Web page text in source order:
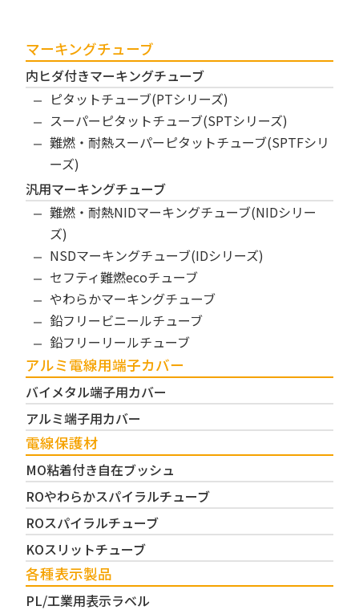
マーキングチューブ
内ヒダ付きマーキングチューブ
ピタットチューブ(PTシリーズ)
スーパーピタットチューブ(SPTシリーズ)
難燃・耐熱スーパーピタットチューブ(SPTFシリ
ーズ)
汎用マーキングチューブ
難燃・耐熱NIDマーキングチューブ(NIDシリー
ズ)
NSDマーキングチューブ(IDシリーズ)
セフティ難燃ecoチューブ
やわらかマーキングチューブ
鉛フリービニールチューブ
鉛フリーリールチューブ
アルミ電線用端子カバー
バイメタル端子用カバー
アルミ端子用カバー
電線保護材
MO粘着付き自在ブッシュ
ROやわらかスパイラルチューブ
ROスパイラルチューブ
KOスリットチューブ
各種表示製品
PL/工業用表示ラベル